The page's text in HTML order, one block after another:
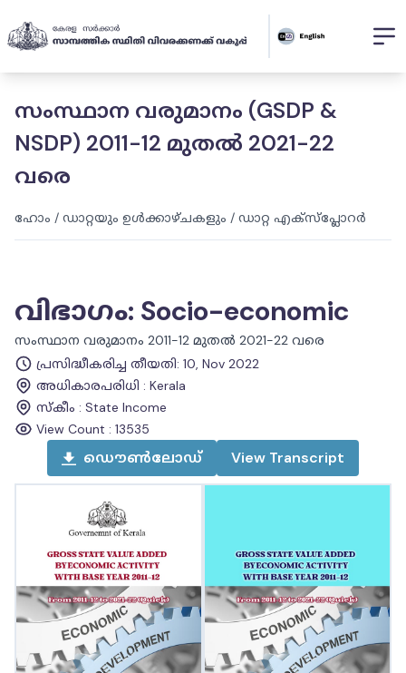
സംസ്ഥാന വരുമാനം (GSDP &
NSDP) 2011-12 മുതൽ 2021-22
വരെ
ഹോം / ഡാറ്റയും ഉൾക്കാഴ്ചകളും / ഡാറ്റ എക്സ്പ്ലോറർ
വിഭാഗം: Socio-economic
സംസ്ഥാന വരുമാനം 2011-12 മുതൽ 2021-22 വരെ
പ്രസിദ്ധീകരിച്ച തീയതി: 10, Nov 2022
അധികാരപരിധി : Kerala
സ്കീം : State Income
View Count : 13535
ഡൌൺലോഡ് View Transcript